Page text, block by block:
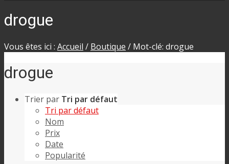
drogue
Vous êtes ici : Accueil / Boutique / Mot-clé: drogue
drogue
Trier par Tri par défaut
Tri par défaut
Nom
Prix
Date
Popularité